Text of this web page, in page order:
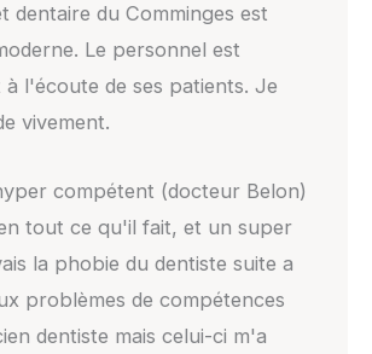
dentaire du Comminges est
Le personnel est
l'écoute de ses patients. Je
vivement.
compétent (docteur Belon)
tout ce qu'il fait, et un super
la phobie du dentiste suite a
problèmes de compétences
dentiste mais celui-ci m'a